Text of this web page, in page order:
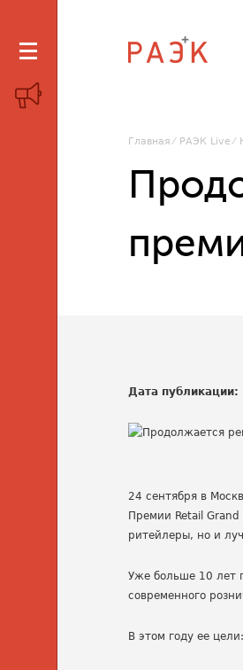
Главная РАЭК Live
Дата публикации:
24 сентября в
Премии Retail Grand
ритейлеры, но и
Уже больше 10 лет
современного
В этом году ее цели: